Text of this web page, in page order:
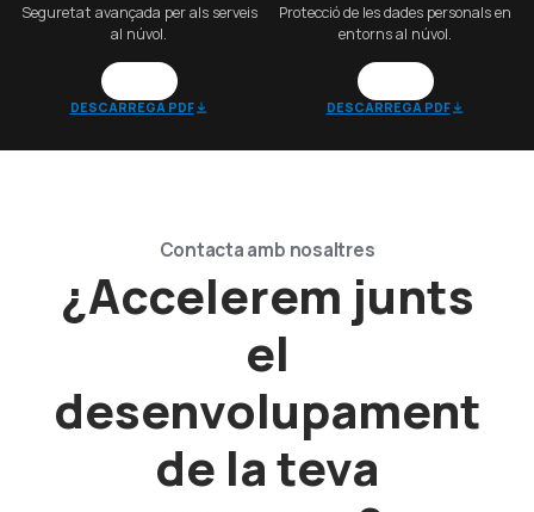
Seguretat avançada per als serveis
al núvol.
DESCARREGA PDF
Protecció de les dades personals en
entorns al núvol.
DESCARREGA PDF
Contacta amb nosaltres
¿Accelerem junts
el
desenvolupament
de la teva